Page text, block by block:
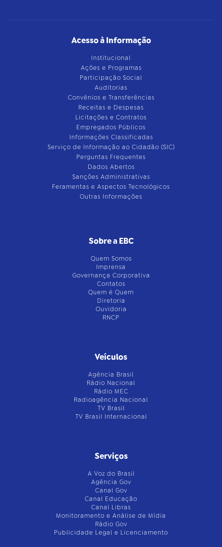
Acesso à Informação
Institucional
Ações e Programas
Participação Social
Auditorias
Convênios e Transferências
Receitas e Despesas
Licitações e Contratos
Empregados Públicos
Informações Classificadas
Serviço de Informação ao Cidadão (SIC)
Perguntas Frequentes
Dados Abertos
Sanções Administrativas
Feramentas e Aspectos Tecnológicos
Outras Informações
Sobre a EBC
Quem Somos
Imprensa
Governança Corporativa
Contatos
Quem é Quem
Diretoria
Ouvidoria
RNCP
Veículos
Agência Brasil
Rádio Nacional
Rádio MEC
Radioagência Nacional
TV Brasil
TV Brasil Internacional
Serviços
A Voz do Brasil
Agência Gov
Canal Gov
Canal Educação
Canal Libras
Monitoramento e Análise de Mídia
Rádio Gov
Publicidade Legal e Licenciamento